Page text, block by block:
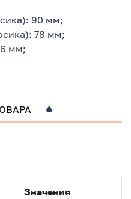
90 мм;
78 мм;
мм;
Значения